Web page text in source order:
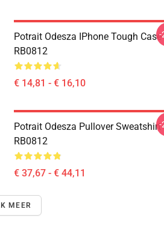
Potrait Odesza IPhone Tough Case
RB0812
€ 14,81 - € 16,10
-
Potrait Odesza Pullover Sweatshirt
RB0812
€ 37,67 - € 44,11
-
MEER